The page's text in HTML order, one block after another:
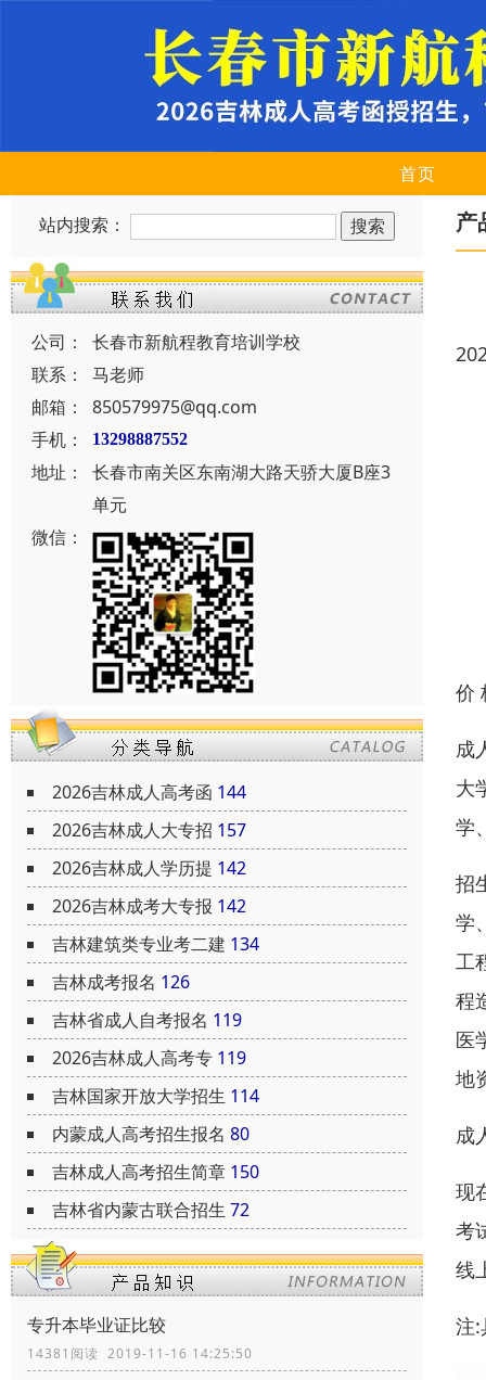
首页
站内搜索：
公司：
长春市新航程教育培训学校
联系：
马老师
邮箱：
850579975@qq.com
手机：
13298887552
地址：
长春市南关区东南湖大路天骄大厦B座3
单元
微信：
2026吉林成人高考函 144
2026吉林成人大专招 157
2026吉林成人学历提 142
2026吉林成考大专报 142
吉林建筑类专业考二建 134
吉林成考报名 126
吉林省成人自考报名 119
2026吉林成人高考专 119
吉林国家开放大学招生 114
内蒙成人高考招生报名 80
吉林成人高考招生简章 150
吉林省内蒙古联合招生 72
专升本毕业证比较
14381阅读 2019-11-16 14:25:50
产
价
成
大
学
招
学
工
程
医
地
成
现
考
线
注: